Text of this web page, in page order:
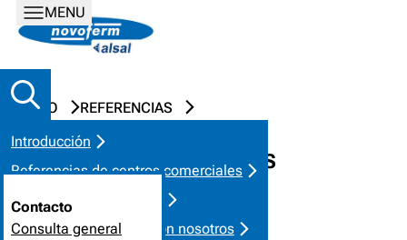
MENU
Introducción
Referencias de centros comerciales
Requisitos / Soluciones
Póngase en contacto con nosotros
Contacto
Consulta general
INICIO REFERENCIAS
REFERENCIAS DE CENTROS